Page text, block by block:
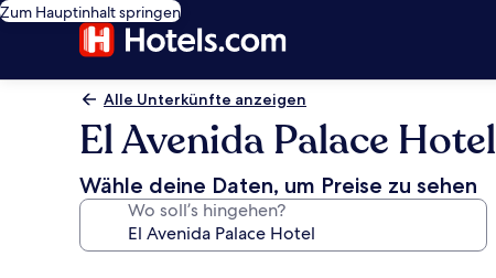
Zum Hauptinhalt springen
Alle Unterkünfte anzeigen
El Avenida Palace Hotel
Wähle deine Daten, um Preise zu sehen
Wo soll’s hingehen?